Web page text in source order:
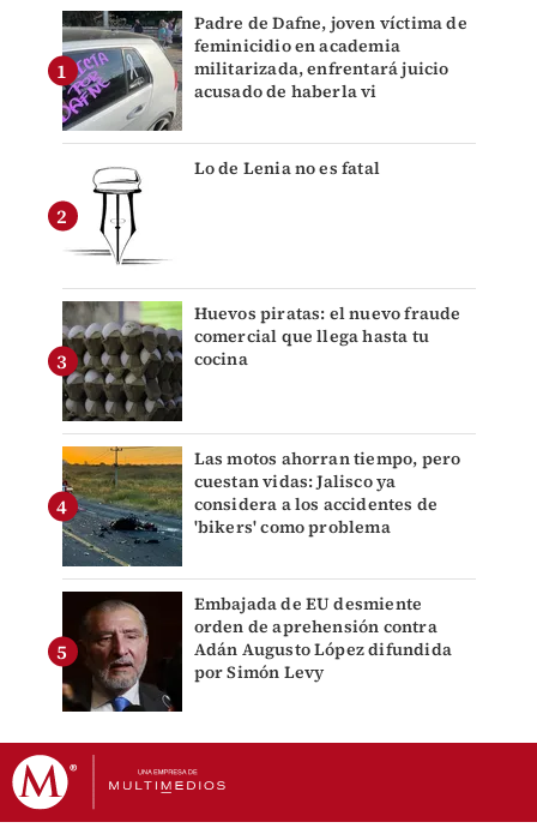
Padre de Dafne, joven víctima de
feminicidio en academia
militarizada, enfrentará juicio
acusado de haberla vi
Lo de Lenia no es fatal
Huevos piratas: el nuevo fraude
comercial que llega hasta tu
cocina
Las motos ahorran tiempo, pero
cuestan vidas: Jalisco ya
considera a los accidentes de
'bikers' como problema
Embajada de EU desmiente
orden de aprehensión contra
Adán Augusto López difundida
por Simón Levy